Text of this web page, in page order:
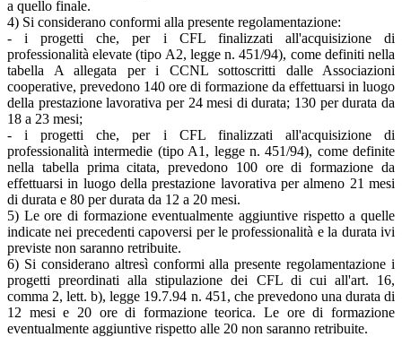
a quello finale.
4) Si considerano conformi alla presente regolamentazione:
- i progetti che, per i CFL finalizzati all'acquisizione di
professionalità elevate (tipo A2, legge n. 451/94), come definiti nella
tabella A allegata per i CCNL sottoscritti dalle Associazioni
cooperative, prevedono 140 ore di formazione da effettuarsi in luogo
della prestazione lavorativa per 24 mesi di durata; 130 per durata da
18 a 23 mesi;
- i progetti che, per i CFL finalizzati all'acquisizione di
professionalità intermedie (tipo A1, legge n. 451/94), come definite
nella tabella prima citata, prevedono 100 ore di formazione da
effettuarsi in luogo della prestazione lavorativa per almeno 21 mesi
di durata e 80 per durata da 12 a 20 mesi.
5) Le ore di formazione eventualmente aggiuntive rispetto a quelle
indicate nei precedenti capoversi per le professionalità e la durata ivi
previste non saranno retribuite.
6) Si considerano altresì conformi alla presente regolamentazione i
progetti preordinati alla stipulazione dei CFL di cui all'art. 16,
comma 2, lett. b), legge 19.7.94 n. 451, che prevedono una durata di
12 mesi e 20 ore di formazione teorica. Le ore di formazione
eventualmente aggiuntive rispetto alle 20 non saranno retribuite.